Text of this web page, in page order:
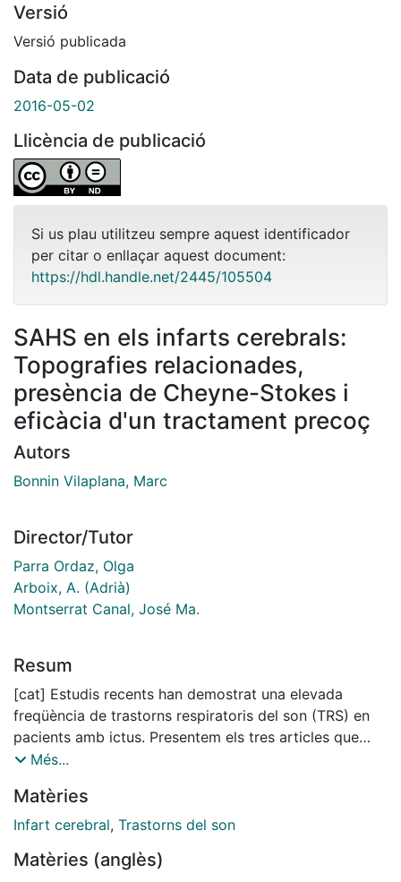
Versió
Versió publicada
Data de publicació
2016-05-02
Llicència de publicació
Si us plau utilitzeu sempre aquest identificador
per citar o enllaçar aquest document:
https://hdl.handle.net/2445/105504
SAHS en els infarts cerebrals:
Topografies relacionades,
presència de Cheyne-Stokes i
eficàcia d'un tractament precoç
Autors
Bonnin Vilaplana, Marc
Director/Tutor
Parra Ordaz, Olga
Arboix, A. (Adrià)
Montserrat Canal, José Ma.
Resum
[cat] Estudis recents han demostrat una elevada
freqüència de trastorns respiratoris del son (TRS) en
pacients amb ictus. Presentem els tres articles que
formen part de la tesi doctoral: Sleep-related
2009 Dec; 256(12):2036-42 L’objectiu va ser examinar
la presència de TRS en pacients amb un primer infart
i es va realitzar una poligrafia respiratòria. Un total del
Més...
Matèries
Infart cerebral, Trastorns del son
Matèries (anglès)